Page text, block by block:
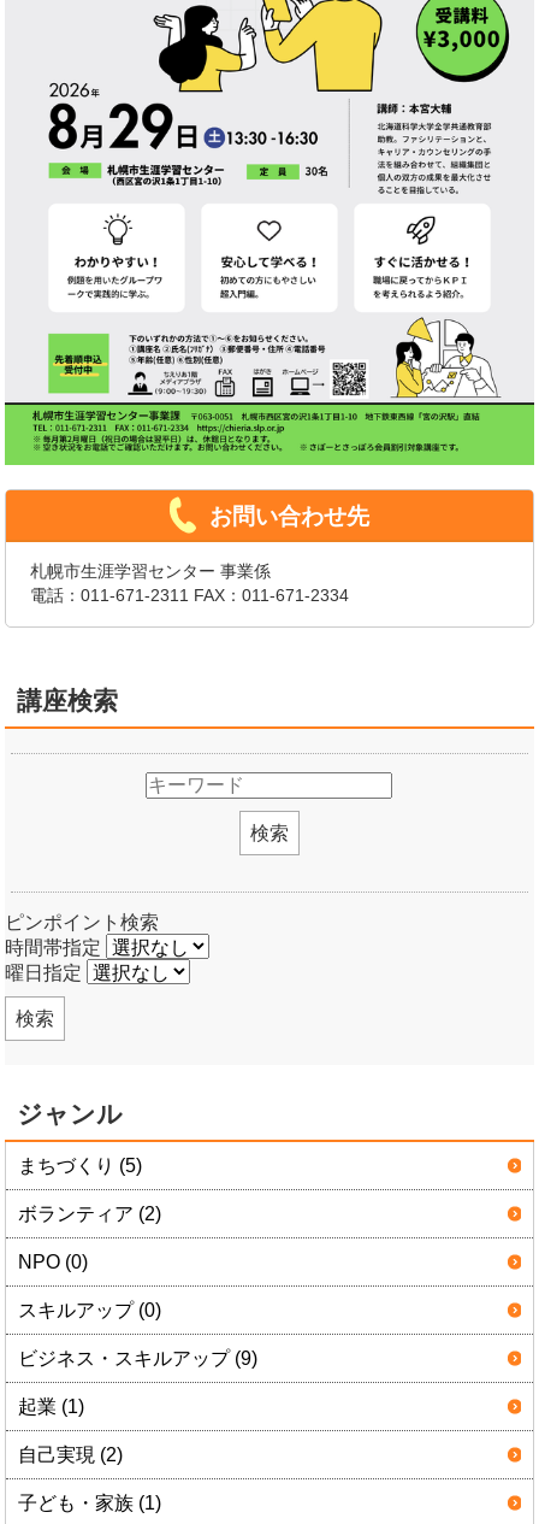
お問い合わせ先
札幌市生涯学習センター 事業係
電話：011-671-2311 FAX：011-671-2334
講座検索
検索
ピンポイント検索
時間帯指定
曜日指定
検索
ジャンル
まちづくり (5)
ボランティア (2)
NPO (0)
スキルアップ (0)
ビジネス・スキルアップ (9)
起業 (1)
自己実現 (2)
子ども・家族 (1)